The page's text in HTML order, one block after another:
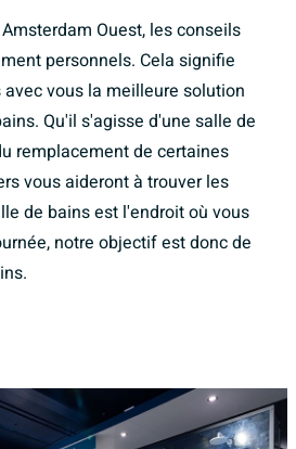
Ouest, les conseils
personnels. Cela signifie
vous la meilleure solution
Qu'il s'agisse d'une salle de
remplacement de certaines
vous aideront à trouver les
de bains est l'endroit où vous
notre objectif est donc de